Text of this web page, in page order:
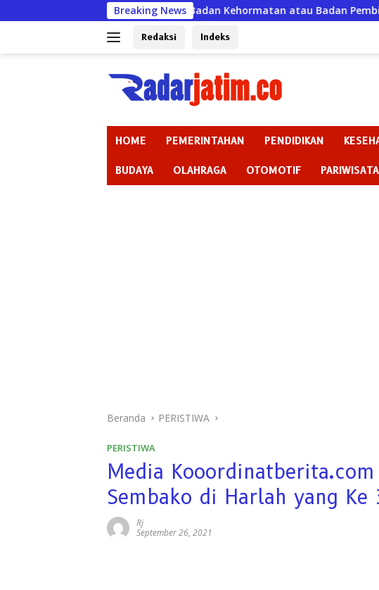
ke
Breaking News
Badan Kehormatan atau Badan Pembiaran ? “Ketika
Redaksi Indeks
HOME PEMERINTAHAN PENDIDIKAN
BUDAYA OLAHRAGA OTOMOTIF
Beranda PERISTIWA
PERISTIWA
Media Kooordinatberita.com
Sembako di Harlah yang Ke
Rj
September 26, 2021